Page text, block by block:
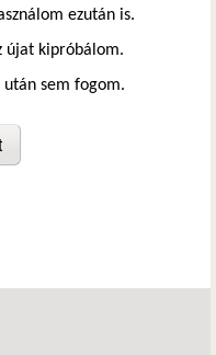
ezután is.
újat kipróbálom.
után sem fogom.